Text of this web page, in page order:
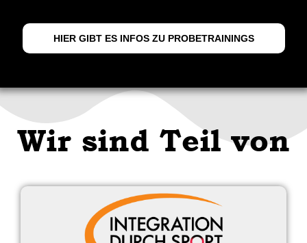
HIER GIBT ES INFOS ZU PROBETRAININGS
Wir sind Teil von